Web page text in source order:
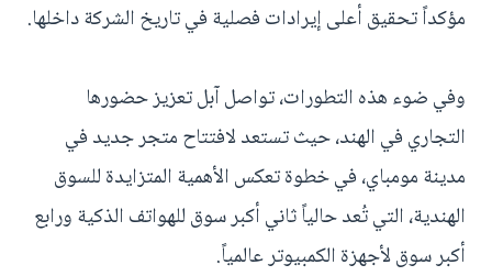
مؤكداً تحقيق أعلى إيرادات فصلية في تاريخ الشركة داخلها.
وفي ضوء هذه التطورات، تواصل آبل تعزيز حضورها
التجاري في الهند، حيث تستعد لافتتاح متجر جديد في
مدينة مومباي، في خطوة تعكس الأهمية المتزايدة للسوق
الهندية، التي تُعد حالياً ثاني أكبر سوق للهواتف الذكية ورابع
أكبر سوق لأجهزة الكمبيوتر عالمياً.